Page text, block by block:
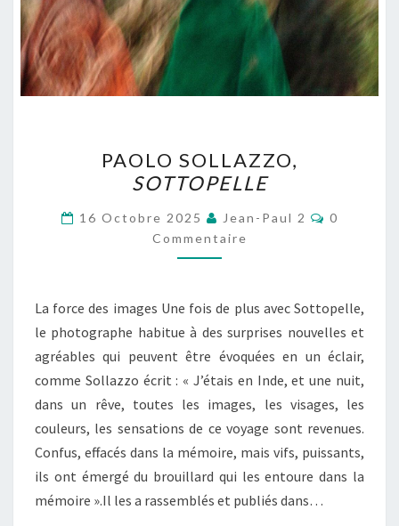
SOLLAZZO,
SOTTOPELLE
PAOLO SOLLAZZO,
SOTTOPELLE
16 Octobre 2025 Jean-Paul 2
0
Commentaire
La force des images Une fois de plus avec Sottopelle,
le photographe habitue à des surprises nouvelles et
agréables qui peuvent être évoquées en un éclair,
comme Sollazzo écrit : « J’étais en Inde, et une nuit,
dans un rêve, toutes les images, les visages, les
couleurs, les sensations de ce voyage sont revenues.
Confus, effacés dans la mémoire, mais vifs, puissants,
ils ont émergé du brouillard qui les entoure dans la
mémoire ».Il les a rassemblés et publiés dans…